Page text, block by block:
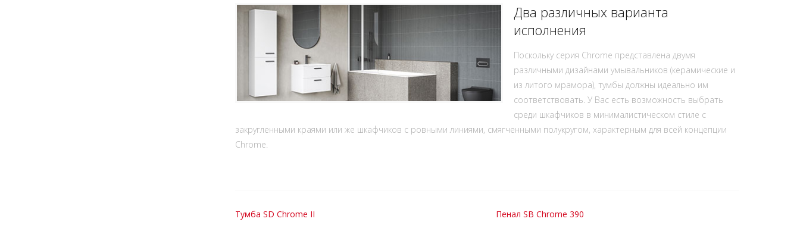
Два различных варианта
исполнения
Поскольку серия Chrome представлена двумя
различными дизайнами умывальников (керамические и
из литого мрамора), тумбы должны идеально им
соответствовать. У Вас есть возможность выбрать
среди шкафчиков в минималистическом стиле с
закругленными краями или же шкафчиков с ровными линиями, смягченными полукругом, характерным для всей концепции
Chrome.
Тумба SD Chrome II Пенал SB Chrome 390